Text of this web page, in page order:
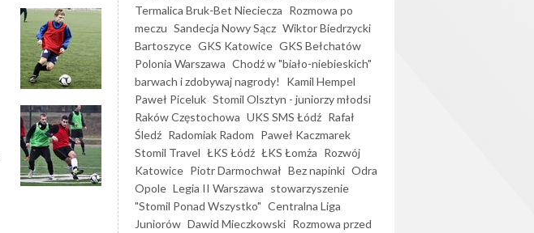
Termalica Bruk-Bet Nieciecza Rozmowa po
meczu Sandecja Nowy Sącz Wiktor Biedrzycki
Bartoszyce GKS Katowice GKS Bełchatów
Polonia Warszawa Chodź w "biało-niebieskich"
barwach i zdobywaj nagrody!
Kamil Hempel
Paweł Piceluk Stomil Olsztyn - juniorzy młodsi
Raków Częstochowa UKS SMS Łódź Rafał
Śledź Radomiak Radom Paweł Kaczmarek
Stomil Travel ŁKS Łódź ŁKS Łomża Rozwój
Katowice Piotr Darmochwał Bez napinki Odra
Opole Legia II Warszawa stowarzyszenie
"Stomil Ponad Wszystko" Centralna Liga
Juniorów Dawid Mieczkowski Rozmowa przed